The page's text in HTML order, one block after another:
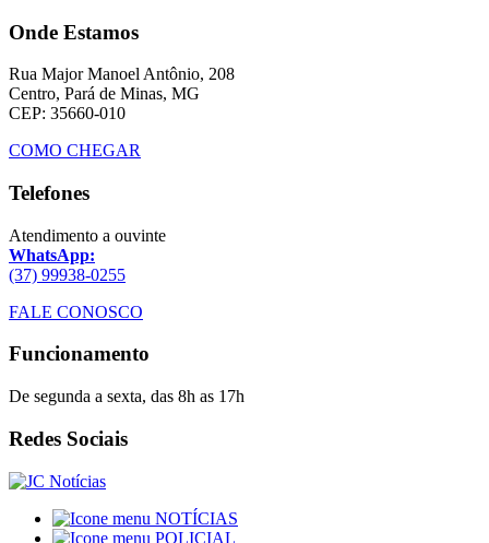
Onde Estamos
Rua Major Manoel Antônio, 208
Centro, Pará de Minas, MG
CEP: 35660-010
COMO CHEGAR
Telefones
Atendimento a ouvinte
WhatsApp:
(37) 99938-0255
FALE CONOSCO
Funcionamento
De segunda a sexta, das 8h as 17h
Redes Sociais
NOTÍCIAS
POLICIAL